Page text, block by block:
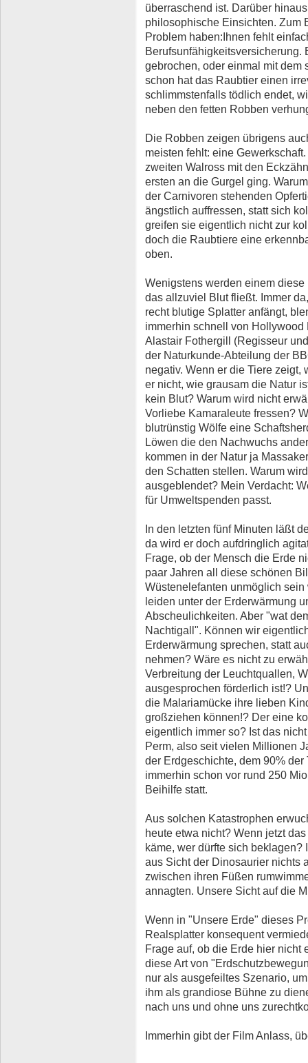
überraschend ist. Darüber
philosophische Einsichten. Zum
Problem haben:Ihnen fehlt
Berufsunfähigkeitsversicherung.
gebrochen, oder einmal mit dem
schon hat das Raubtier einen
schlimmstenfalls tödlich endet,
neben den fetten Robben
Die Robben zeigen übrigens
meisten fehlt: eine
zweiten Walross mit den
ersten an die Gurgel ging.
der Carnivoren stehenden
ängstlich auffressen, statt sich
greifen sie eigentlich nicht zur
doch die Raubtiere eine
oben.
Wenigstens werden einem
das allzuviel Blut fließt. Immer
recht blutige Splatter anfängt,
immerhin schnell von
Alastair Fothergill (Regisseur
der Naturkunde-Abteilung der
negativ. Wenn er die Tiere zeigt,
er nicht, wie grausam die Natur
kein Blut? Warum wird nicht
Vorliebe Kamaraleute fressen?
blutrünstig Wölfe eine
Löwen die den Nachwuchs
kommen in der Natur ja
den Schatten stellen. Warum
ausgeblendet? Mein Verdacht:
für Umweltspenden passt.
In den letzten fünf Minuten läßt
da wird er doch aufdringlich
Frage, ob der Mensch die Erde
paar Jahren all diese schönen
Wüstenelefanten unmöglich
leiden unter der Erderwärmung
Abscheulichkeiten. Aber "wat
Nachtigall". Können wir
Erderwärmung sprechen, statt
nehmen? Wäre es nicht zu
Verbreitung der Leuchtquallen,
ausgesprochen förderlich ist!?
die Malariamücke ihre lieben
großziehen können!? Der eine
eigentlich immer so? Ist das
Perm, also seit vielen Millionen
der Erdgeschichte, dem 90%
immerhin schon vor rund 250
Beihilfe statt.
Aus solchen Katastrophen
heute etwa nicht? Wenn jetzt
käme, wer dürfte sich
aus Sicht der Dinosaurier nichts
zwischen ihren Füßen
annagten. Unsere Sicht auf die
Wenn in "Unsere Erde" dieses
Realsplatter konsequent
Frage auf, ob die Erde hier nicht
diese Art von
nur als ausgefeiltes Szenario,
ihm als grandiose Bühne zu
nach uns und ohne uns
Immerhin gibt der Film Anlass,